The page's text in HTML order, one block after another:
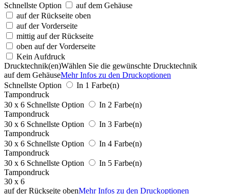
Schnellste Option
auf dem Gehäuse
auf der Rückseite oben
auf der Vorderseite
mittig auf der Rückseite
oben auf der Vorderseite
Kein Aufdruck
Drucktechnik(en)Wählen Sie die gewünschte Drucktechnik
auf dem GehäuseMehr Infos zu den Druckoptionen
Schnellste Option
In 1 Farbe(n)
Tampondruck
30 x 6 Schnellste Option
In 2 Farbe(n)
Tampondruck
30 x 6 Schnellste Option
In 3 Farbe(n)
Tampondruck
30 x 6 Schnellste Option
In 4 Farbe(n)
Tampondruck
30 x 6 Schnellste Option
In 5 Farbe(n)
Tampondruck
30 x 6
auf der Rückseite obenMehr Infos zu den Druckoptionen